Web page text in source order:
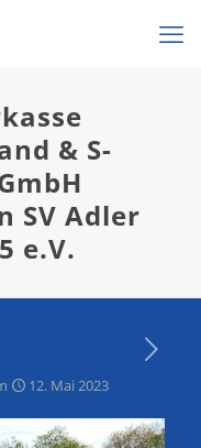
& S-
SV Adler
e.V.
12. Mai 2023